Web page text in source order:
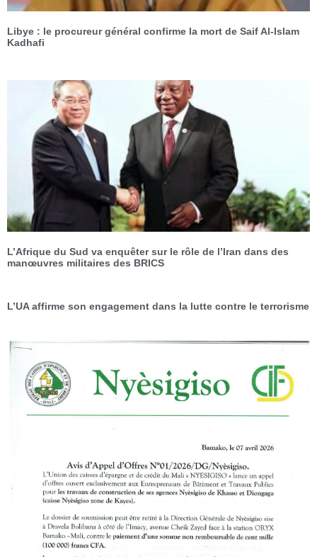
Libye : le procureur général confirme la mort de Saif Al-Islam
Kadhafi
L’Afrique du Sud va enquêter sur le rôle de l’Iran dans des
manœuvres militaires des BRICS
L’UA affirme son engagement dans la lutte contre le terrorisme